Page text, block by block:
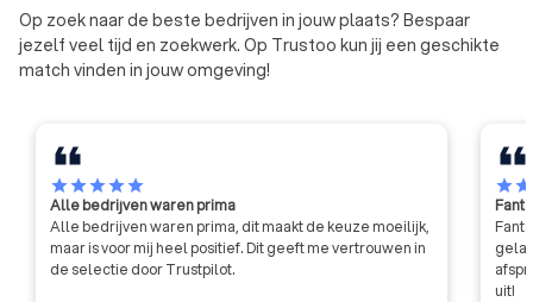
Op zoek naar de beste bedrijven in jouw plaats? Bespaar
jezelf veel tijd en zoekwerk. Op Trustoo kun jij een geschikte
match vinden in jouw omgeving!
starstarstarstarstar
Alle bedrijven waren prima
Alle bedrijven waren prima, dit maakt de keuze moeilijk,
maar is voor mij heel positief. Dit geeft me vertrouwen in
de selectie door Trustpilot.
starstar
uit!